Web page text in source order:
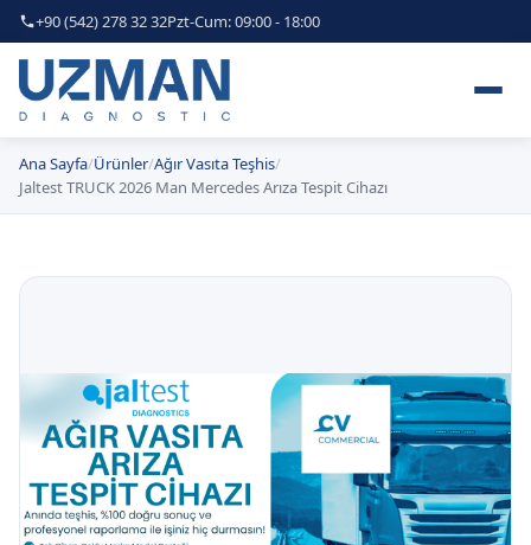
+90 (542) 278 32 32Pzt-Cum: 09:00 - 18:00
Ana Sayfa Ürünler Ağır Vasıta Teşhis
Jaltest TRUCK 2026 Man Mercedes Arıza Tespit Cihazı